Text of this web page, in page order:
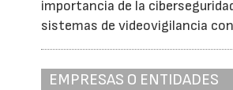
importancia de la
sistemas de videovigilancia
EMPRESAS O ENTIDADES